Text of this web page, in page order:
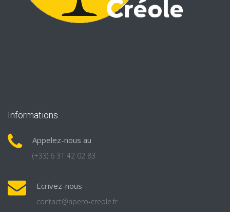
Informations
Appelez-nous au
(+33) 6 31 42 02 83
Ecrivez-nous
contact@apero-creole.fr